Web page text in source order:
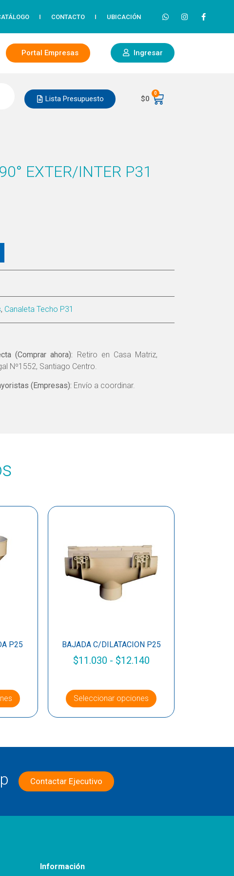
CONTACTO UBICACIÓN
Portal Empresas Ingresar
Lista Presupuesto $0
0
EXTER/INTER P31
, Canaleta Techo P31
(Comprar ahora): Retiro en Casa Matriz,
Nº1552, Santiago Centro.
(Empresas): Envío a coordinar.
P25 BAJADA C/DILATACION P25
$11.030 - $12.140
Seleccionar opciones
Contactar Ejecutivo
Información